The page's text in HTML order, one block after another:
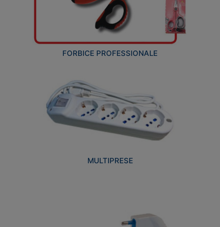
FORBICE PROFESSIONALE
MULTIPRESE